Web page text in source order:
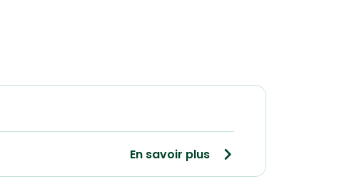
En savoir plus